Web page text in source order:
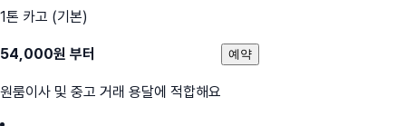
1톤 카고 (기본)
54,000원 부터
원룸이사 및 중고 거래 용달에 적합해요
예약